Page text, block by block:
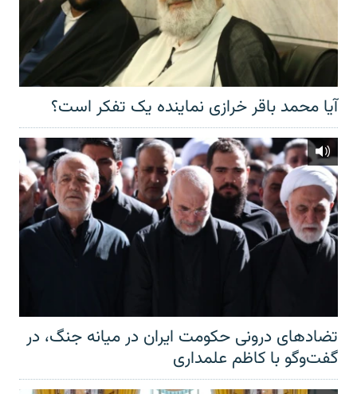
آیا محمد باقر خرازی نماینده یک تفکر است؟
تضادهای درونی حکومت ایران در میانه جنگ، در
گفت‌‌وگو با کاظم علمداری